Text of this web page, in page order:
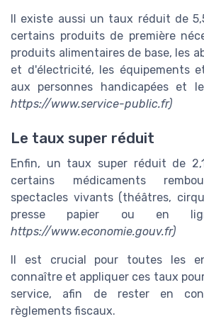
Il existe aussi un taux réduit de
certains produits de première
produits alimentaires de base, les
et d'électricité, les équipements
aux personnes handicapées et
https://www.service-public.fr)
Le taux super réduit
Enfin, un taux super réduit de
certains médicaments
spectacles vivants (théâtres,
presse papier ou en
https://www.economie.gouv.fr)
Il est crucial pour toutes les
connaître et appliquer ces taux
service, afin de rester en
règlements fiscaux.